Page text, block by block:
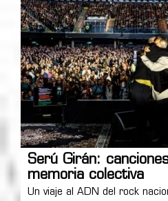
Serú Girán:
memoria colectiva
Un viaje al ADN del rock